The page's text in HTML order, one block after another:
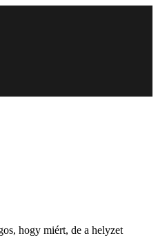
hogy miért, de a helyzet